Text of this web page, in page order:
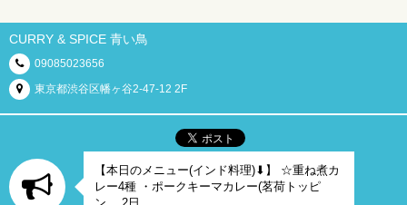
CURRY & SPICE 青い鳥
09085023656
東京都渋谷区幡ヶ谷2-47-12 2F
【本日のメニュー(インド料理)⬇︎】 ☆重ね煮カ
レー4種 ・ポークキーマカレー(茗荷トッピ